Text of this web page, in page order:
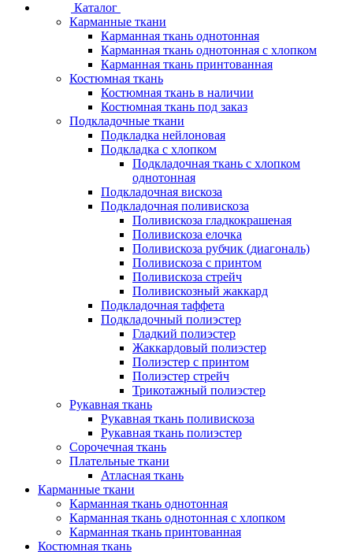
Каталог
Карманные ткани
Карманная ткань однотонная
Карманная ткань однотонная с хлопком
Карманная ткань принтованная
Костюмная ткань
Костюмная ткань в наличии
Костюмная ткань под заказ
Подкладочные ткани
Подкладка нейлоновая
Подкладка с хлопком
Подкладочная ткань с хлопком
однотонная
Подкладочная вискоза
Подкладочная поливискоза
Поливискоза гладкокрашеная
Поливискоза елочка
Поливискоза рубчик (диагональ)
Поливискоза с принтом
Поливискоза стрейч
Поливискозный жаккард
Подкладочная таффета
Подкладочный полиэстер
Гладкий полиэстер
Жаккардовый полиэстер
Полиэстер с принтом
Полиэстер стрейч
Трикотажный полиэстер
Рукавная ткань
Рукавная ткань поливискоза
Рукавная ткань полиэстер
Сорочечная ткань
Плательные ткани
Атласная ткань
Карманные ткани
Карманная ткань однотонная
Карманная ткань однотонная с хлопком
Карманная ткань принтованная
Костюмная ткань